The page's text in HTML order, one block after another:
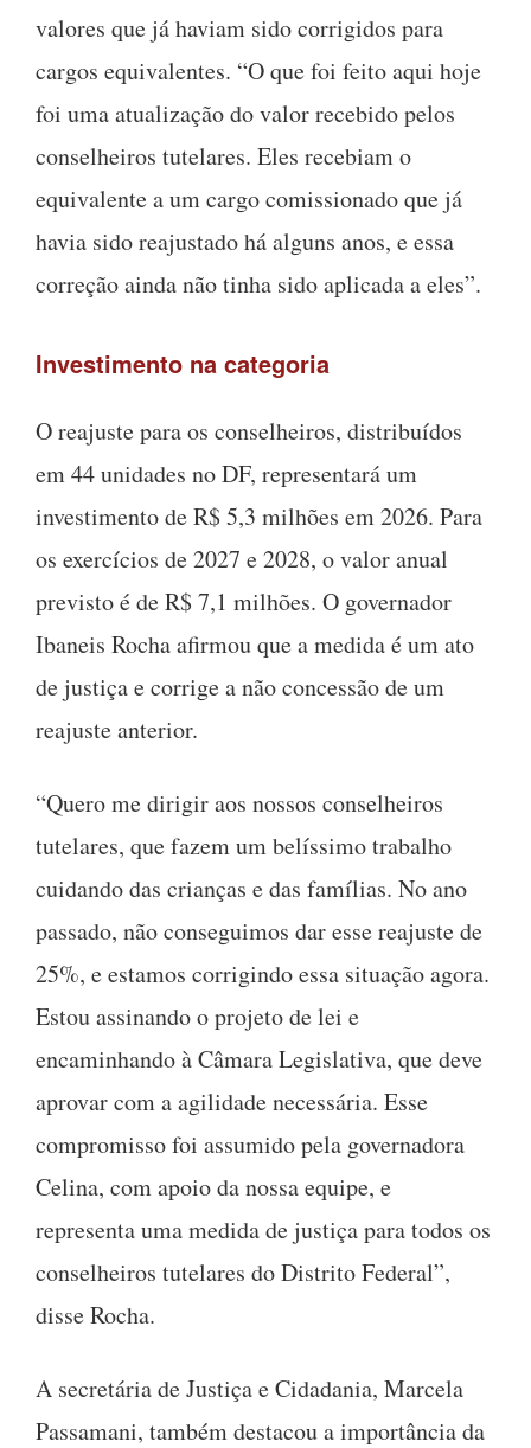
valores que já haviam sido corrigidos para
cargos equivalentes. “O que foi feito aqui hoje
foi uma atualização do valor recebido pelos
conselheiros tutelares. Eles recebiam o
equivalente a um cargo comissionado que já
havia sido reajustado há alguns anos, e essa
correção ainda não tinha sido aplicada a eles”.
Investimento na categoria
O reajuste para os conselheiros, distribuídos
em 44 unidades no DF, representará um
investimento de R$ 5,3 milhões em 2026. Para
os exercícios de 2027 e 2028, o valor anual
previsto é de R$ 7,1 milhões. O governador
Ibaneis Rocha afirmou que a medida é um ato
de justiça e corrige a não concessão de um
reajuste anterior.
“Quero me dirigir aos nossos conselheiros
tutelares, que fazem um belíssimo trabalho
cuidando das crianças e das famílias. No ano
passado, não conseguimos dar esse reajuste de
25%, e estamos corrigindo essa situação agora.
Estou assinando o projeto de lei e
encaminhando à Câmara Legislativa, que deve
aprovar com a agilidade necessária. Esse
compromisso foi assumido pela governadora
Celina, com apoio da nossa equipe, e
representa uma medida de justiça para todos os
conselheiros tutelares do Distrito Federal”,
disse Rocha.
A secretária de Justiça e Cidadania, Marcela
Passamani, também destacou a importância da